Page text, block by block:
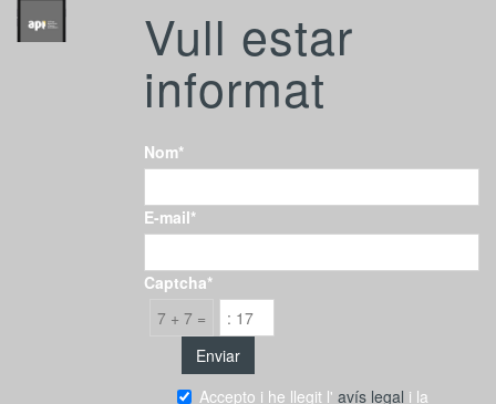
Vull estar
informat
Nom*
E-mail*
Captcha*
7 + 7 =
Accepto i he llegit l' avís legal i la